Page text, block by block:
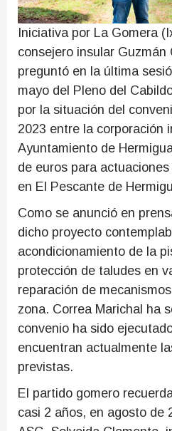
Iniciativa por La Gomera
consejero insular Guzmán
preguntó en la última
mayo del Pleno del
por la situación del
2023 entre la corporación
Ayuntamiento de
de euros para
en El Pescante de
Como se anunció en
dicho proyecto
acondicionamiento de la
protección de taludes en
reparación de
zona. Correa Marichal ha
convenio ha sido
encuentran actualmente
previstas.
El partido gomero
casi 2 años, en agosto de